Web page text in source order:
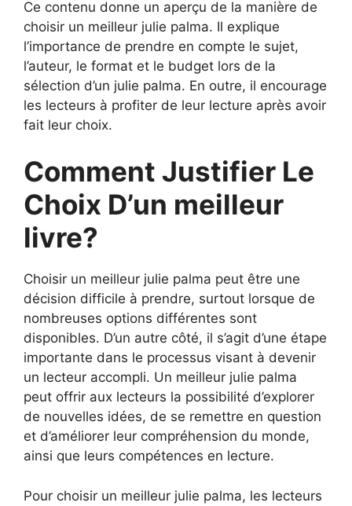
Ce contenu donne un aperçu de la manière de
choisir un meilleur julie palma. Il explique
l’importance de prendre en compte le sujet,
l’auteur, le format et le budget lors de la
sélection d’un julie palma. En outre, il encourage
les lecteurs à profiter de leur lecture après avoir
fait leur choix.
Comment Justifier Le
Choix D’un meilleur
livre?
Choisir un meilleur julie palma peut être une
décision difficile à prendre, surtout lorsque de
nombreuses options différentes sont
disponibles. D’un autre côté, il s’agit d’une étape
importante dans le processus visant à devenir
un lecteur accompli. Un meilleur julie palma
peut offrir aux lecteurs la possibilité d’explorer
de nouvelles idées, de se remettre en question
et d’améliorer leur compréhension du monde,
ainsi que leurs compétences en lecture.
Pour choisir un meilleur julie palma, les lecteurs